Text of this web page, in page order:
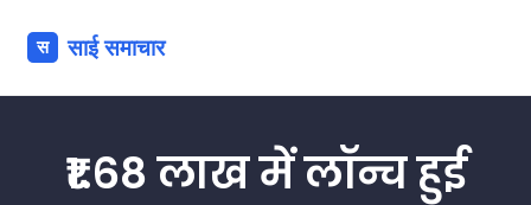
₹1.68 लाख में लॉन्च हुई